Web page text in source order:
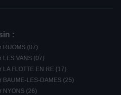
:
RUOMS (07)
LES VANS (07)
FLOTTE EN RE (17)
LES-DAMES (25)
NYONS (26)